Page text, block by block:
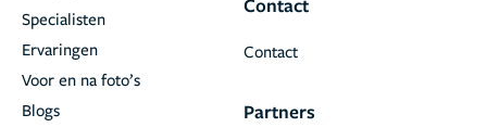
Specialisten
Ervaringen
Voor en na foto’s
Blogs
Contact
Partners